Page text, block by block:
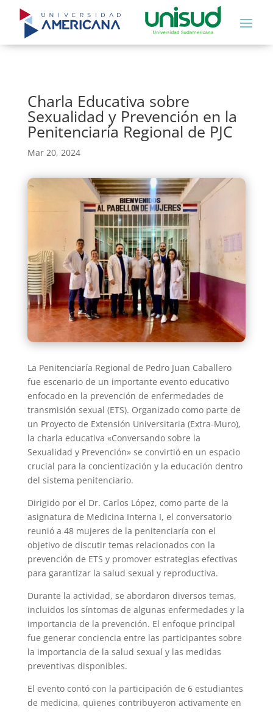
Charla Educativa sobre
Sexualidad y Prevención en la
Penitenciaría Regional de PJC
Mar 20, 2024
La Penitenciaría Regional de Pedro Juan Caballero
fue escenario de un importante evento educativo
enfocado en la prevención de enfermedades de
transmisión sexual (ETS). Organizado como parte de
un Proyecto de Extensión Universitaria (Extra-Muro),
la charla educativa «Conversando sobre la
Sexualidad y Prevención» se convirtió en un espacio
crucial para la concientización y la educación dentro
del sistema penitenciario.
Dirigido por el Dr. Carlos López, como parte de la
asignatura de Medicina Interna I, el conversatorio
reunió a 48 mujeres de la penitenciaría con el
objetivo de discutir temas relacionados con la
prevención de ETS y promover estrategias efectivas
para garantizar la salud sexual y reproductiva.
Durante la actividad, se abordaron diversos temas,
incluidos los síntomas de algunas enfermedades y la
importancia de la prevención. El enfoque principal
fue generar conciencia entre las participantes sobre
la importancia de la salud sexual y las medidas
preventivas disponibles.
El evento contó con la participación de 6 estudiantes
de medicina, quienes contribuyeron activamente en